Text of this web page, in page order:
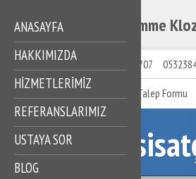
Ispartakule Gömme
ANASAYFA
HAKKIMIZDA
HIZMETLERIMIZ
REFERANSLARIMIZ
USTAYA SOR
BLOG
05323847707
Talep Formu